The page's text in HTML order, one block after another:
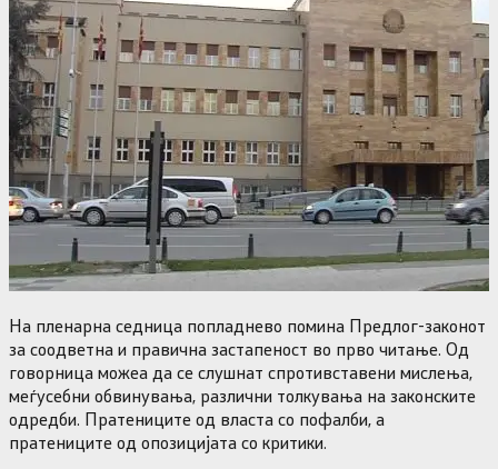
На пленарна седница попладнево помина Предлог-законот
за соодветна и правична застапеност во прво читање. Од
говорница можеа да се слушнат спротивставени мислења,
меѓусебни обвинувања, различни толкувања на законските
одредби. Пратениците од власта со пофалби, а
пратениците од опозицијата со критики.